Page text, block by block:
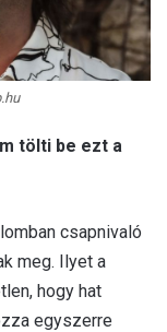
tölti be ezt a
csapnivaló
meg. Ilyet a
hogy hat
egyszerre